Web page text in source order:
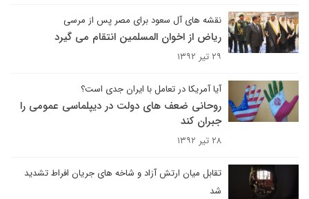
نقشه های آل سعود برای مصر پس از مرسی
ریاض از اخوان المسلمین انتقام می گیرد
۲۹ تیر ۱۳۹۲
آیا آمریکا در تعامل با ایران جدی است؟
روحانی ضعف های دولت در دیپلماسی عمومی را
جبران کند
۲۸ تیر ۱۳۹۲
تقابل میان ارتش آزاد و شاخه های جریان افراط تشدید
شد